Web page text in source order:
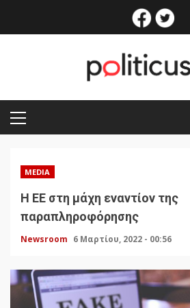
facebook
PRIMARY
MENU
MEDIA
Η ΕΕ στη μάχη εναντίον της
παραπληροφόρησης
Newsroom 6 Μαρτίου, 2022 - 00:56